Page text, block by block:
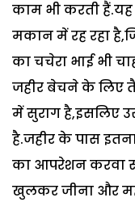
काम भी करती हैं.यह
मकान में रह रहा
का चचेरा भाई भी
जहीर बेचने के लिए
में सुराग है,इसलिए
है.जहीर के पास
का आपरेशन करवा
खुलकर जीना और